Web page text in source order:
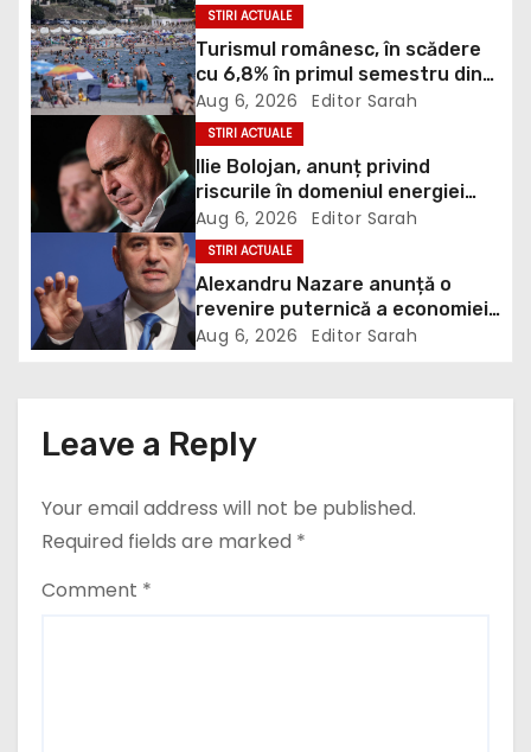
a
v
i
g
a
t
i
n
STIRI ACTUALE
Turismul românesc, în scădere
cu 6,8% în primul semestru din
2026
Aug 6, 2026 Editor Sarah
STIRI ACTUALE
Ilie Bolojan, anunț privind
riscurile în domeniul energiei
electrice. Ce a decis Guvernul
Aug 6, 2026 Editor Sarah
STIRI ACTUALE
Alexandru Nazare anunță o
revenire puternică a economiei
în 2027: Inflația va scădea,
Aug 6, 2026 Editor Sarah
Leave a Reply
Your email address will not be published.
Required fields are marked *
Comment *